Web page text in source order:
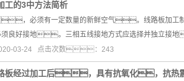
工的3中方法简析
，必须有一定数量的新鲜空气。线路板加工
良好接地。三相五线接地方式应选择并独立
03-24 点击次数：243
板经过加工后，具有抗氧化，抗热